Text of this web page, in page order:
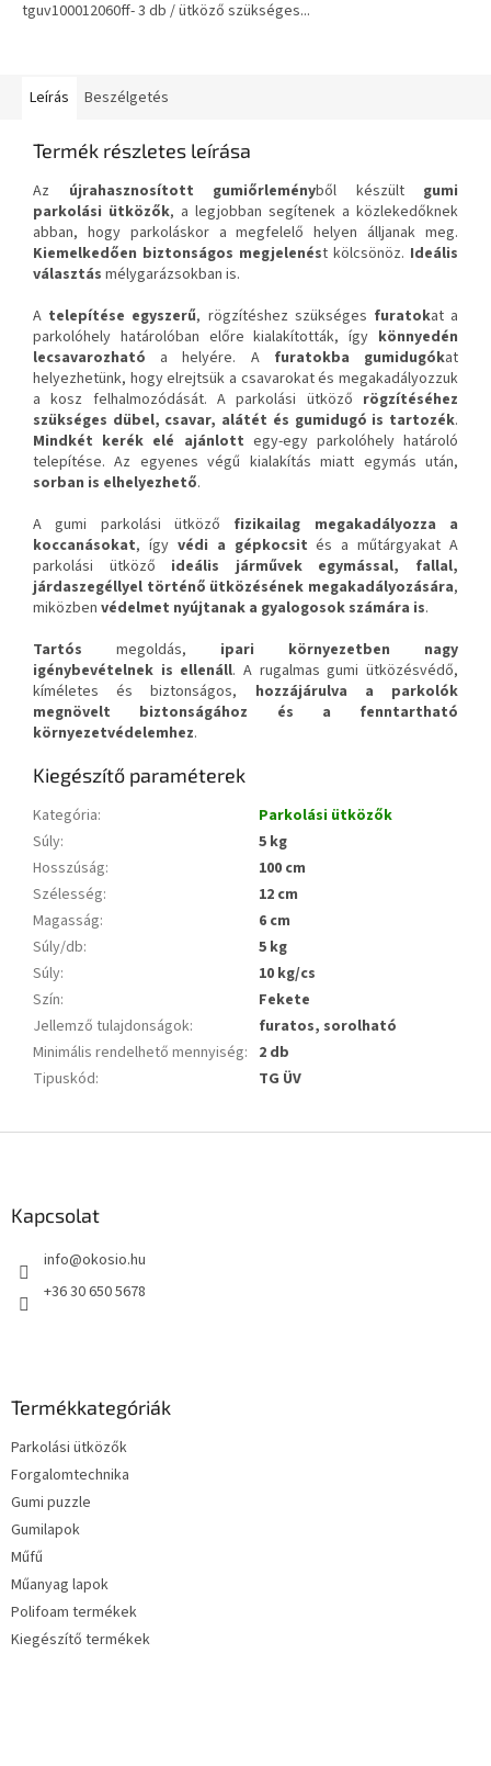
tguv100012060ff- 3 db / ütköző szükséges...
Leírás Beszélgetés
Termék részletes leírása
Az újrahasznosított gumiőrleményből készült gumi
parkolási ütközők, a legjobban segítenek a közlekedőknek
abban, hogy parkoláskor a megfelelő helyen álljanak meg.
Kiemelkedően biztonságos megjelenést kölcsönöz. Ideális
választás mélygarázsokban is.
A telepítése egyszerű, rögzítéshez szükséges furatokat a
parkolóhely határolóban előre kialakították, így könnyedén
lecsavarozható a helyére. A furatokba gumidugókat
helyezhetünk, hogy elrejtsük a csavarokat és megakadályozzuk
a kosz felhalmozódását. A parkolási ütköző rögzítéséhez
szükséges dübel, csavar, alátét és gumidugó is tartozék.
Mindkét kerék elé ajánlott egy-egy parkolóhely határoló
telepítése. Az egyenes végű kialakítás miatt egymás után,
sorban is elhelyezhető.
A gumi parkolási ütköző fizikailag megakadályozza a
koccanásokat, így védi a gépkocsit és a műtárgyakat A
parkolási ütköző ideális járművek egymással, fallal,
járdaszegéllyel történő ütközésének megakadályozására,
miközben védelmet nyújtanak a gyalogosok számára is.
Tartós megoldás, ipari környezetben nagy
igénybevételnek is ellenáll. A rugalmas gumi ütközésvédő,
kíméletes és biztonságos, hozzájárulva a parkolók
megnövelt biztonságához és a fenntartható
környezetvédelemhez.
Kiegészítő paraméterek
Kategória:
Parkolási ütközők
Súly:
5 kg
Hosszúság:
100 cm
Szélesség:
12 cm
Magasság:
6 cm
Súly/db:
5 kg
Súly:
10 kg/cs
Szín:
Fekete
Jellemző tulajdonságok:
furatos, sorolható
Minimális rendelhető mennyiség: 2 db
Tipuskód: TG ÜV
Kapcsolat
info@okosio.hu
+36 30 650 5678
Termékkategóriák
Parkolási ütközők
Forgalomtechnika
Gumi puzzle
Gumilapok
Műfű
Műanyag lapok
Polifoam termékek
Kiegészítő termékek